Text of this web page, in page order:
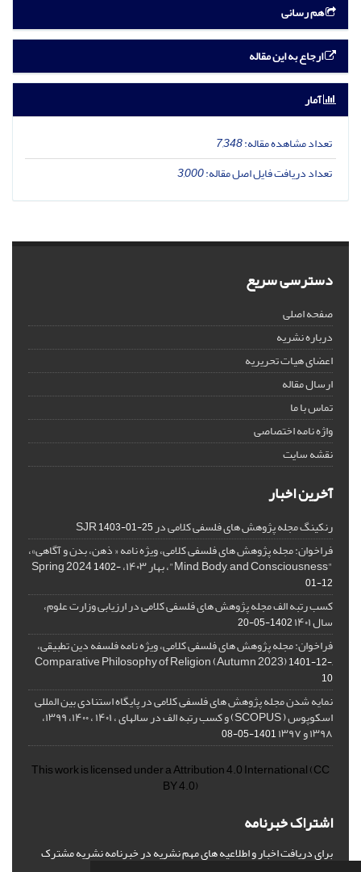
هم رسانی
ارجاع به این مقاله
آمار
تعداد مشاهده مقاله:7,348
تعداد دریافت فایل اصل مقاله:3,000
دسترسی سریع
صفحه اصلی
درباره نشریه
اعضای هیات تحریریه
ارسال مقاله
تماس با ما
واژه نامه اختصاصی
نقشه سایت
آخرین اخبار
رنکینگ مجله پژوهش های فلسفی کلامی در SJR1403-01-25
فراخوان: مجله پژوهش های فلسفی کلامی، ویژه نامه « ذهن، بدن و آگاهی»،
"Mind, Body, and Consciousness"، بهار ۱۴۰۳، Spring 2024
1402-
01-12
کسب رتبه الف مجله پژوهش های فلسفی کلامی در ارزیابی وزارت علوم،
سال ۱۴۰۱ 1402-05-20
فراخوان: مجله پژوهش های فلسفی کلامی، ویژه نامه فلسفه دین تطبیقی،
,Comparative Philosophy of Religion (Autumn 2023)
1401-12-
10
نمایه شدن مجله پژوهش های فلسفی کلامی در پایگاه استنادی بین المللی
اسکوپوس ( SCOPUS) و کسب رتبه الف در سالهای ، ۱۴۰۱ ، ۱۴۰۰، ۱۳۹۹،
۱۳۹۸ و ۱۳۹۷ 1401-05-08
This work is licensed under aAttribution 4.0 International(CC
BY 4.0)
اشتراک خبرنامه
برای دریافت اخبار و اطلاعیه های مهم نشریه در خبرنامه نشریه مشترک